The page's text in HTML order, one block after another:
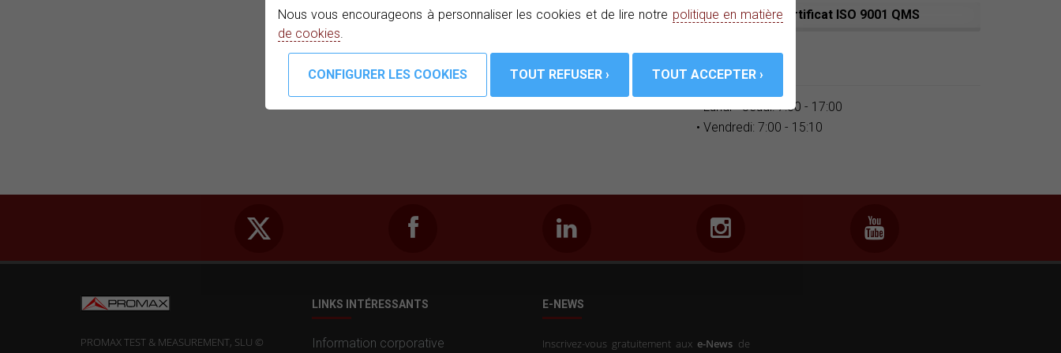
Nous vous encourageons à personnaliser les cookies et de lire notre politique en matière
de cookies.
Télécharger certificat ISO 9001 QMS
Calendrier
• Lundi - Jeudi: 7:00 - 17:00
• Vendredi: 7:00 - 15:10
PROMAX TEST & MEASUREMENT, SLU ©
LINKS INTÉRESSANTS
Information corporative
E-NEWS
Inscrivez-vous gratuitement aux e-News de